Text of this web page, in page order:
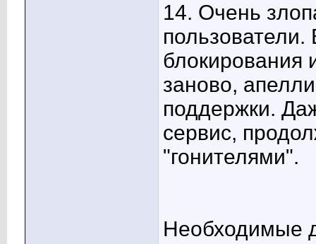
14. Очень
блокирования
заново,
поддержки.
сервис,
"гонителями".
Необходимые